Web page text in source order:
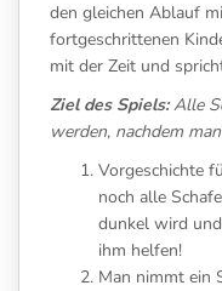
den gleichen Ablauf
fortgeschrittenen
mit der Zeit und
Ziel des Spiels:Alle
werden, nachdem
Vorgeschichte
noch alle
dunkel wird
ihm helfen!
Man nimmt ein